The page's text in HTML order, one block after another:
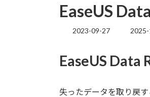
EaseUS
2023-09-27
最
新
:
EaseUS Data
失ったデータを取り戻